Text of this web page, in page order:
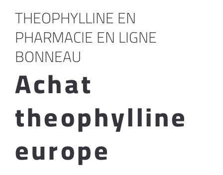
THEOPHYLLINE EN
PHARMACIE EN LIGNE
BONNEAU
Achat
theophylline
europe